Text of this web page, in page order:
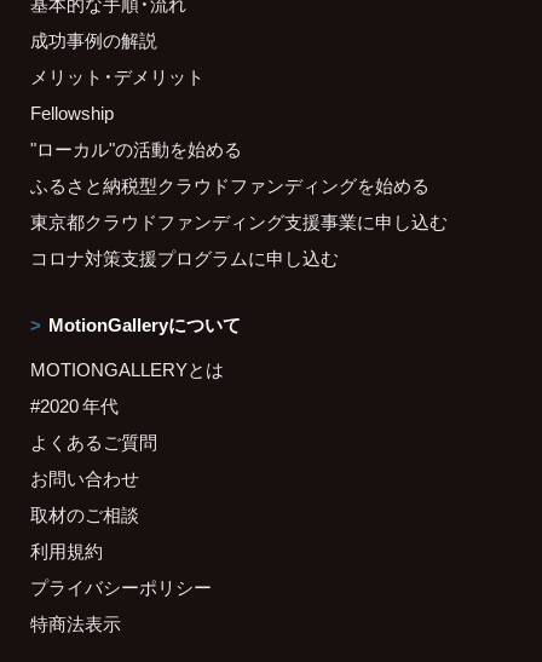
成功事例の解説
メリット・デメリット
Fellowship
"ローカル"の活動を始める
ふるさと納税型クラウドファンディングを始める
東京都クラウドファンディング支援事業に申し込む
コロナ対策支援プログラムに申し込む
MotionGalleryについて
MOTIONGALLERYとは
#2020 年代
よくあるご質問
お問い合わせ
取材のご相談
利用規約
プライバシーポリシー
特商法表示